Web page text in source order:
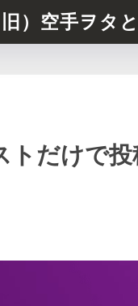
）空手ヲタ
トだけで